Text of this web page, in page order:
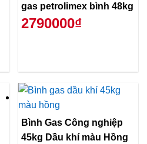
gas petrolimex bình 48kg
2790000₫
Bình Gas Công nghiệp
45kg Dầu khí màu Hồng